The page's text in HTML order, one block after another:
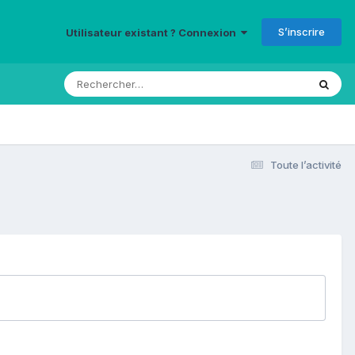
Utilisateur existant ? Connexion S’inscrire
Toute l’activité